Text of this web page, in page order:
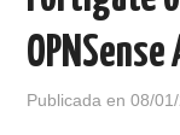
OPNSense
Publicada en08/